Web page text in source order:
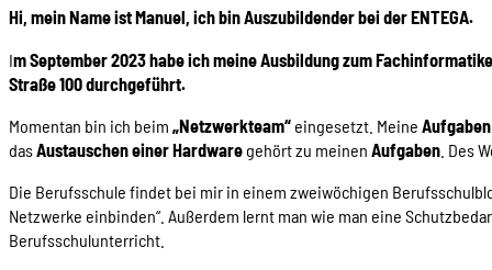
Hi, mein Name ist Manuel, ich bin Auszubildender bei der ENTEGA.
Im September 2023 habe ich meine Ausbildung zum
Straße 100 durchgeführt.
Momentan bin ich beim „Netzwerkteam“ eingesetzt. Meine Aufgaben
das Austauschen einer Hardwaregehört zu meinen Aufgaben . Des
Die Berufsschule findet bei mir in einem zweiwöchigen
Netzwerke einbinden“. Außerdem lernt man wie man eine
Berufsschulunterricht.